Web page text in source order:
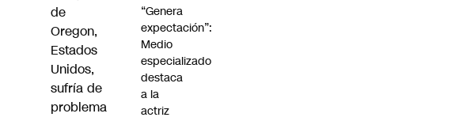
de
Oregon,
Estados
Unidos,
sufría de
problema
“Genera
expectación”:
Medio
especializado
destaca
a la
actriz